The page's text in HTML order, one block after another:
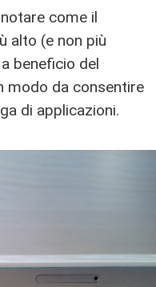
come il
alto (e non più
beneficio del
modo da consentire
di applicazioni.